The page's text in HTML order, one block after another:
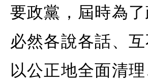
要政黨，屆時為
必然各說各話、
以公正地全面清